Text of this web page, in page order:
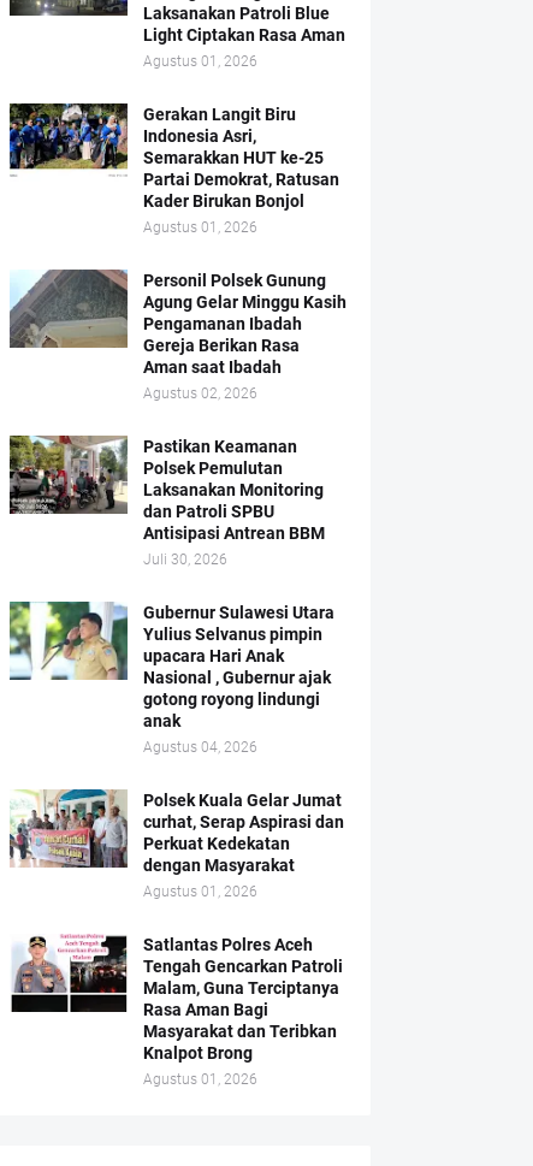
Laksanakan Patroli Blue
Light Ciptakan Rasa Aman
Agustus 01, 2026
Gerakan Langit Biru
Indonesia Asri,
Semarakkan HUT ke-25
Partai Demokrat, Ratusan
Kader Birukan Bonjol
Agustus 01, 2026
Personil Polsek Gunung
Agung Gelar Minggu Kasih
Pengamanan Ibadah
Gereja Berikan Rasa
Aman saat Ibadah
Agustus 02, 2026
Pastikan Keamanan
Polsek Pemulutan
Laksanakan Monitoring
dan Patroli SPBU
Antisipasi Antrean BBM
Juli 30, 2026
Gubernur Sulawesi Utara
Yulius Selvanus pimpin
upacara Hari Anak
Nasional , Gubernur ajak
gotong royong lindungi
anak
Agustus 04, 2026
Polsek Kuala Gelar Jumat
curhat, Serap Aspirasi dan
Perkuat Kedekatan
dengan Masyarakat
Agustus 01, 2026
Satlantas Polres Aceh
Tengah Gencarkan Patroli
Malam, Guna Terciptanya
Rasa Aman Bagi
Masyarakat dan Teribkan
Knalpot Brong
Agustus 01, 2026